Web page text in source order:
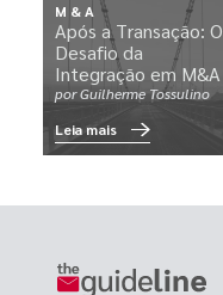
M&A
Após a Transação: O
Desafio da
Integração em M&A
por Guilherme Tossulino
Leia mais